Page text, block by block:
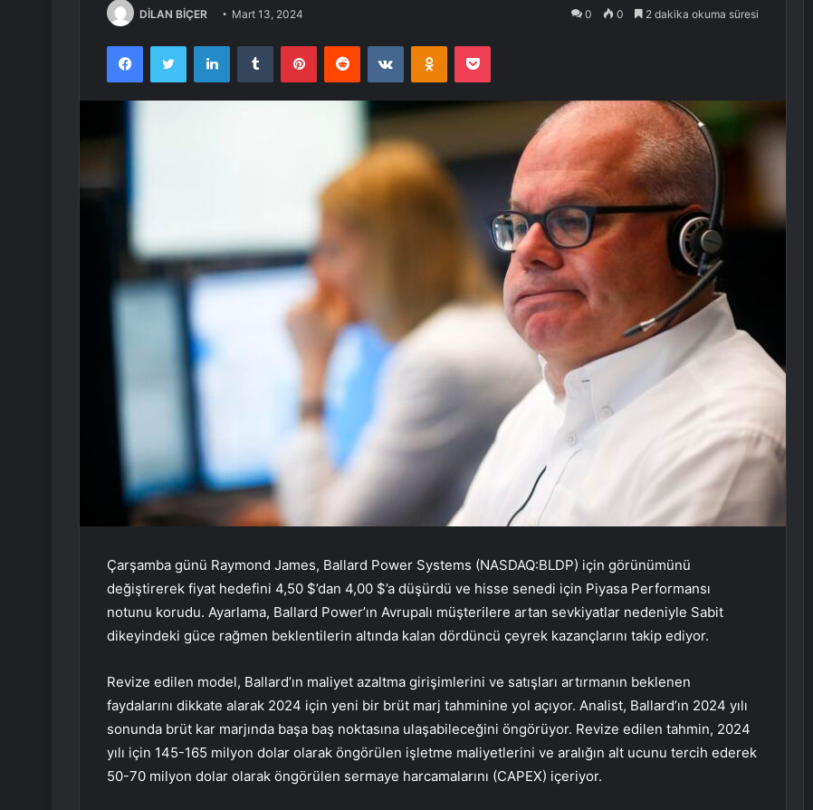
DİLAN BİÇER Mart 13, 2024 0 0 2 dakika okuma süresi
FacebookTwitter LinkedInTumblr PinterestReddit VKontakteOdnoklassniki
Pocket
Çarşamba günü Raymond James, Ballard Power Systems (NASDAQ:BLDP) için görünümünü
değiştirerek fiyat hedefini 4,50 $’dan 4,00 $’a düşürdü ve hisse senedi için Piyasa Performansı
notunu korudu. Ayarlama, Ballard Power’ın Avrupalı müşterilere artan sevkiyatlar nedeniyle Sabit
dikeyindeki güce rağmen beklentilerin altında kalan dördüncü çeyrek kazançlarını takip ediyor.
Revize edilen model, Ballard’ın maliyet azaltma girişimlerini ve satışları artırmanın beklenen
faydalarını dikkate alarak 2024 için yeni bir brüt marj tahminine yol açıyor. Analist, Ballard’ın 2024 yılı
sonunda brüt kar marjında başa baş noktasına ulaşabileceğini öngörüyor. Revize edilen tahmin, 2024
yılı için 145-165 milyon dolar olarak öngörülen işletme maliyetlerini ve aralığın alt ucunu tercih ederek
50-70 milyon dolar olarak öngörülen sermaye harcamalarını (CAPEX) içeriyor.